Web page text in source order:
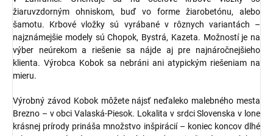
žiaruvzdorným ohniskom, buď vo forme žiarobetónu, alebo
šamotu. Krbové vložky sú vyrábané v rôznych variantách –
najznámejšie modely sú Chopok, Bystrá, Kazeta. Možností je na
výber neúrekom a riešenie sa nájde aj pre najnáročnejšieho
klienta. Výrobca Kobok sa nebráni ani atypickým riešeniam na
mieru.
Výrobný závod Kobok môžete nájsť neďaleko malebného mesta
Brezno – v obci Valaská-Piesok. Lokalita v srdci Slovenska v lone
krásnej prírody prináša množstvo inšpirácií – koniec koncov dlhé